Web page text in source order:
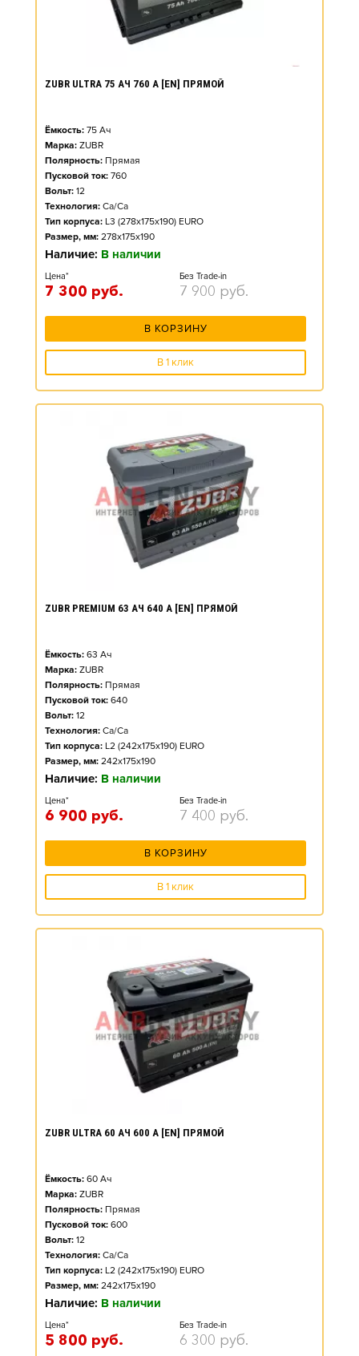
ZUBR ULTRA 75 АЧ 760 А [EN] ПРЯМОЙ
Ёмкость: 75 Ач
Марка: ZUBR
Полярность: Прямая
Пусковой ток: 760
Вольт: 12
Технология: Ca/Ca
Тип корпуса: L3 (278x175x190) EURO
Размер, мм: 278x175x190
Наличие: В наличии
Цена*
7 300 руб.
Без Trade-in
7 900 руб.
В КОРЗИНУ
В 1 клик
ZUBR PREMIUM 63 АЧ 640 А [EN] ПРЯМОЙ
Ёмкость: 63 Ач
Марка: ZUBR
Полярность: Прямая
Пусковой ток: 640
Вольт: 12
Технология: Ca/Ca
Тип корпуса: L2 (242x175x190) EURO
Размер, мм: 242x175x190
Наличие: В наличии
Цена*
6 900 руб.
Без Trade-in
7 400 руб.
В КОРЗИНУ
В 1 клик
ZUBR ULTRA 60 АЧ 600 А [EN] ПРЯМОЙ
Ёмкость: 60 Ач
Марка: ZUBR
Полярность: Прямая
Пусковой ток: 600
Вольт: 12
Технология: Ca/Ca
Тип корпуса: L2 (242x175x190) EURO
Размер, мм: 242x175x190
Наличие: В наличии
Цена*
5 800 руб.
Без Trade-in
6 300 руб.